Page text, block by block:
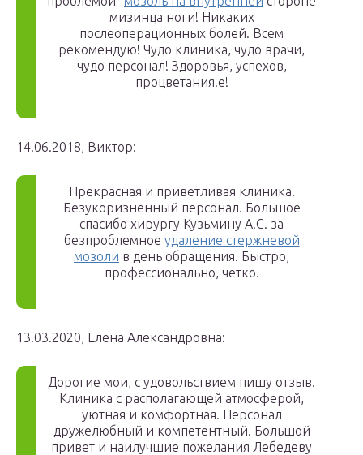
мизинца ноги! Никаких
послеоперационных болей. Всем
рекомендую! Чудо клиника, чудо врачи,
чудо персонал! Здоровья, успехов,
процветания!е!
14.06.2018, Виктор:
Прекрасная и приветливая клиника.
Безукоризненный персонал. Большое
спасибо хирургу Кузьмину А.С. за
безпроблемное удаление стержневой
мозоли в день обращения. Быстро,
профессионально, четко.
13.03.2020, Елена Александровна:
Дорогие мои, с удовольствием пишу отзыв.
Клиника с располагающей атмосферой,
уютная и комфортная. Персонал
дружелюбный и компетентный. Большой
привет и наилучшие пожелания Лебедеву